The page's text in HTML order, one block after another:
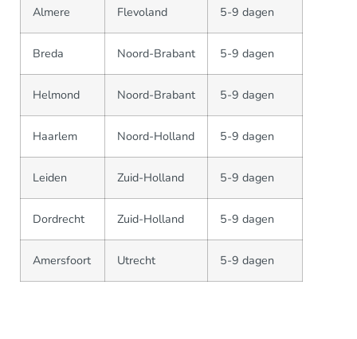
Almere Flevoland 5-9 dagen
Breda Noord-Brabant 5-9 dagen
Helmond Noord-Brabant 5-9 dagen
Haarlem Noord-Holland 5-9 dagen
Leiden Zuid-Holland 5-9 dagen
Dordrecht Zuid-Holland 5-9 dagen
Amersfoort Utrecht 5-9 dagen